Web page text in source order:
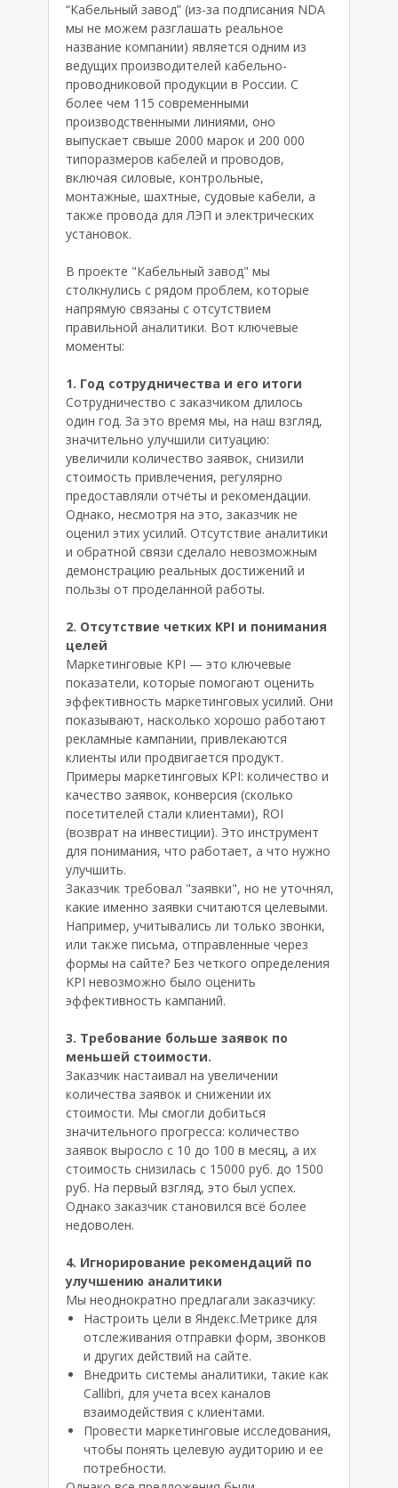
“Кабельный завод” (из-за подписания NDA
мы не можем разглашать реальное
название компании) является одним из
ведущих производителей кабельно-
проводниковой продукции в России. С
более чем 115 современными
производственными линиями, оно
выпускает свыше 2000 марок и 200 000
типоразмеров кабелей и проводов,
включая силовые, контрольные,
монтажные, шахтные, судовые кабели, а
также провода для ЛЭП и электрических
установок.
В проекте "Кабельный завод" мы
столкнулись с рядом проблем, которые
напрямую связаны с отсутствием
правильной аналитики. Вот ключевые
моменты:
1. Год сотрудничества и его итоги
Сотрудничество с заказчиком длилось
один год. За это время мы, на наш взгляд,
значительно улучшили ситуацию:
увеличили количество заявок, снизили
стоимость привлечения, регулярно
предоставляли отчёты и рекомендации.
Однако, несмотря на это, заказчик не
оценил этих усилий. Отсутствие аналитики
и обратной связи сделало невозможным
демонстрацию реальных достижений и
пользы от проделанной работы.
2. Отсутствие четких KPI и понимания
целей
Маркетинговые KPI — это ключевые
показатели, которые помогают оценить
эффективность маркетинговых усилий. Они
показывают, насколько хорошо работают
рекламные кампании, привлекаются
клиенты или продвигается продукт.
Примеры маркетинговых KPI: количество и
качество заявок, конверсия (сколько
посетителей стали клиентами), ROI
(возврат на инвестиции). Это инструмент
для понимания, что работает, а что нужно
улучшить.
Заказчик требовал "заявки", но не уточнял,
какие именно заявки считаются целевыми.
Например, учитывались ли только звонки,
или также письма, отправленные через
формы на сайте? Без четкого определения
KPI невозможно было оценить
эффективность кампаний.
3. Требование больше заявок по
меньшей стоимости.
Заказчик настаивал на увеличении
количества заявок и снижении их
стоимости. Мы смогли добиться
значительного прогресса: количество
заявок выросло с 10 до 100 в месяц, а их
стоимость снизилась с 15000 руб. до 1500
руб. На первый взгляд, это был успех.
Однако заказчик становился всё более
недоволен.
4. Игнорирование рекомендаций по
улучшению аналитики
Мы неоднократно предлагали заказчику:
Настроить цели в Яндекс.Метрике для
отслеживания отправки форм, звонков
и других действий на сайте.
Внедрить системы аналитики, такие как
Callibri, для учета всех каналов
взаимодействия с клиентами.
Провести маркетинговые исследования,
чтобы понять целевую аудиторию и ее
потребности.